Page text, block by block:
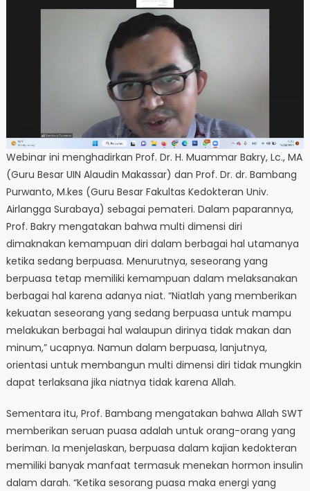
Webinar ini menghadirkan Prof. Dr. H. Muammar Bakry, Lc., MA
(Guru Besar UIN Alaudin Makassar) dan Prof. Dr. dr. Bambang
Purwanto, M.kes (Guru Besar Fakultas Kedokteran Univ.
Airlangga Surabaya) sebagai pemateri. Dalam paparannya,
Prof. Bakry mengatakan bahwa multi dimensi diri
dimaknakan kemampuan diri dalam berbagai hal utamanya
ketika sedang berpuasa. Menurutnya, seseorang yang
berpuasa tetap memiliki kemampuan dalam melaksanakan
berbagai hal karena adanya niat. “Niatlah yang memberikan
kekuatan seseorang yang sedang berpuasa untuk mampu
melakukan berbagai hal walaupun dirinya tidak makan dan
minum,” ucapnya. Namun dalam berpuasa, lanjutnya,
orientasi untuk membangun multi dimensi diri tidak mungkin
dapat terlaksana jika niatnya tidak karena Allah.
Sementara itu, Prof. Bambang mengatakan bahwa Allah SWT
memberikan seruan puasa adalah untuk orang-orang yang
beriman. Ia menjelaskan, berpuasa dalam kajian kedokteran
memiliki banyak manfaat termasuk menekan hormon insulin
dalam darah. “Ketika sesorang puasa maka energi yang